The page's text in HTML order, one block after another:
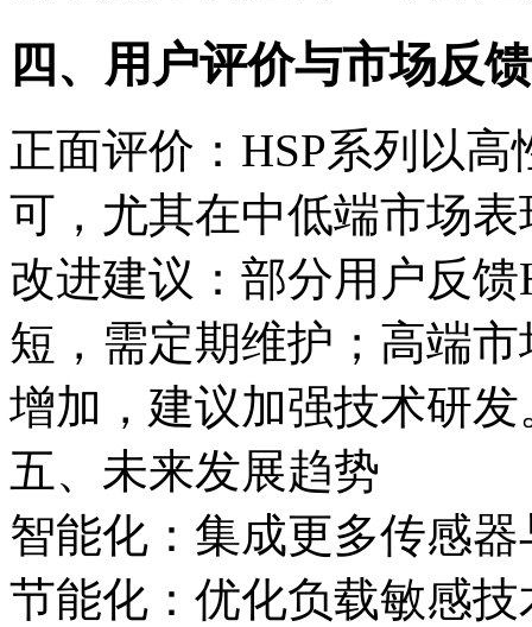
四、用户评价与市场反馈
正面评价‌：HSP系列以
可，尤其在中低端市场
改进建议‌：部分用户反
短，需定期维护；高端
增加，建议加强技术研发
五、未来发展趋势
智能化‌：集成更多传感
节能化‌：优化负载敏感